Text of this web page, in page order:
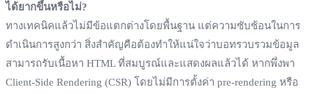
ได้ยากขึ้นหรือไม่?
ทางเทคนิคแล้วไม่มีข้อแตกต่างโดยพื้นฐาน แต่ความซับซ้อนในการ
ดำเนินการสูงกว่า สิ่งสำคัญคือต้องทำให้แน่ใจว่าบอทรวบรวมข้อมูล
สามารถรับเนื้อหา HTML ที่สมบูรณ์และแสดงผลแล้วได้ หากพึ่งพา
Client-Side Rendering (CSR) โดยไม่มีการตั้งค่า pre-rendering หรือ